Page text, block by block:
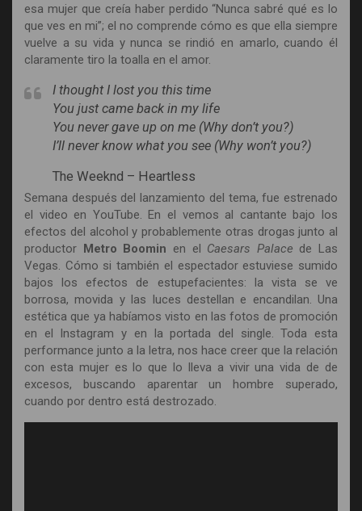
esa mujer que creía haber perdido “Nunca sabré qué es lo
que ves en mi”; el no comprende cómo es que ella siempre
vuelve a su vida y nunca se rindió en amarlo, cuando él
claramente tiro la toalla en el amor.
I thought I lost you this time
You just came back in my life
You never gave up on me (Why don’t you?)
I’ll never know what you see (Why won’t you?)
The Weeknd – Heartless
Semana después del lanzamiento del tema, fue estrenado
el video en YouTube. En el vemos al cantante bajo los
efectos del alcohol y probablemente otras drogas junto al
productor Metro Boomin en el Caesars Palace de Las
Vegas. Cómo si también el espectador estuviese sumido
bajos los efectos de estupefacientes: la vista se ve
borrosa, movida y las luces destellan e encandilan. Una
estética que ya habíamos visto en las fotos de promoción
en el Instagram y en la portada del single. Toda esta
performance junto a la letra, nos hace creer que la relación
con esta mujer es lo que lo lleva a vivir una vida de de
excesos, buscando aparentar un hombre superado,
cuando por dentro está destrozado.